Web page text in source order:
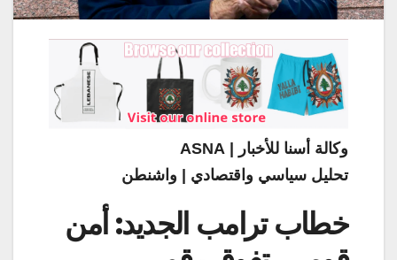
وكالة أسنا للأخبار | ASNA
تحليل سياسي واقتصادي | واشنطن
خطاب ترامب الجديد: أمن